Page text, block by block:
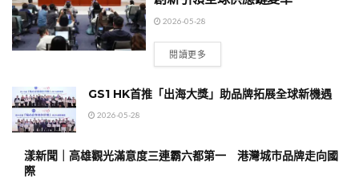
2026-05-28
閱讀更多
GS1 HK首推「出海大獎」助品牌拓展全球新機遇
2026-05-28
漾新聞｜高雄觀光滿意度三連霸六都第一 港灣城市品牌走向國
際